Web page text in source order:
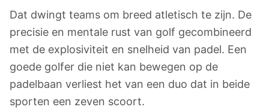
Dat dwingt teams om breed atletisch te zijn. De
precisie en mentale rust van golf gecombineerd
met de explosiviteit en snelheid van padel. Een
goede golfer die niet kan bewegen op de
padelbaan verliest het van een duo dat in beide
sporten een zeven scoort.